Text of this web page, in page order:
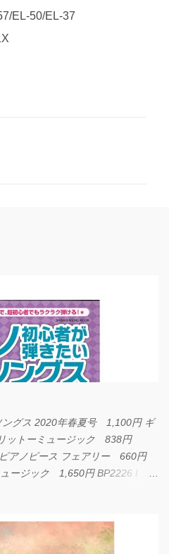
EL-50/EL-37
ングス 2020年春夏号 1,100円 ギ
ットーミュージック 838円
アノピース フェアリー 660円
ージック 1,650円 BP2226 I